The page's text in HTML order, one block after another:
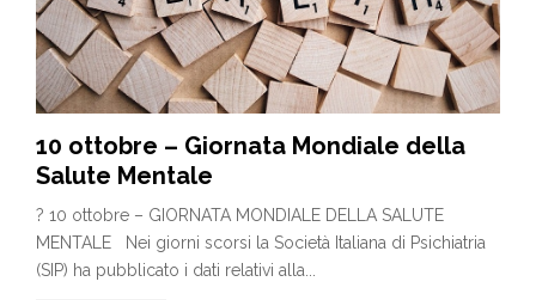
10 ottobre – Giornata Mondiale della
Salute Mentale
? 10 ottobre – GIORNATA MONDIALE DELLA SALUTE
MENTALE Nei giorni scorsi la Società Italiana di Psichiatria
(SIP) ha pubblicato i dati relativi alla...